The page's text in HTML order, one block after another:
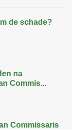
de schade?
na
Commis...
Commissaris